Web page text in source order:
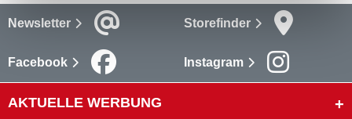
Newsletter Storefinder
Facebook Instagram
AKTUELLE WERBUNG